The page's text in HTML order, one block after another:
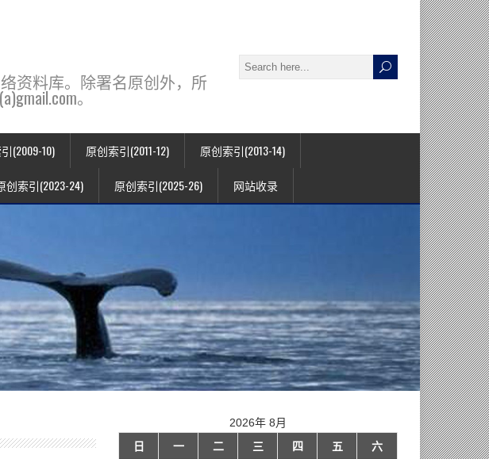
络资料库。除署名原创外，所
。
(2009-10) 原创索引(2011-12) 原创索引(2013-14)
创索引(2023-24) 原创索引(2025-26) 网站收录
2026年 8月
日
一 二 三 四 五 六